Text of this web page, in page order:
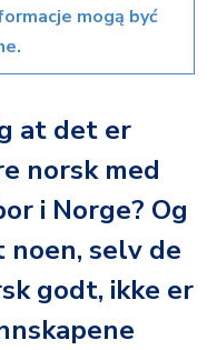
mogą być
at det er
norsk med
i Norge? Og
selv de
godt, ikke er